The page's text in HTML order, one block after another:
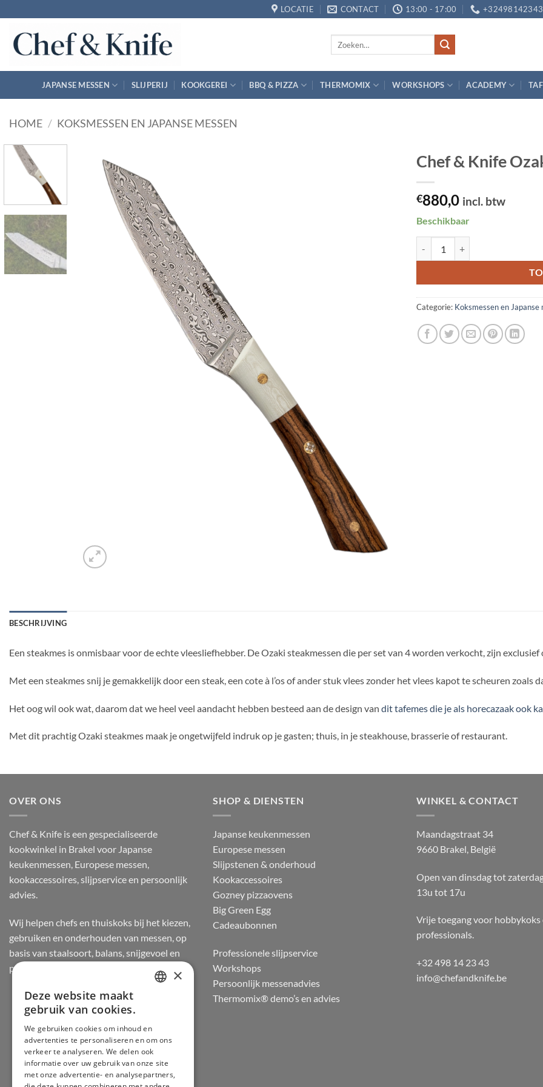
naar
inhoud
LOCATIE CONTACT 13:00 - 17:00 +32498142343
JAPANSE MESSEN SLIJPERIJ KOOKGEREI BBQ & PIZZA THERMOMIX WORKSHOPS ACADEMY
HOME / KOKSMESSEN EN JAPANSE MESSEN
Chef & Knife
€880,0 incl. btw
Beschikbaar
Categorie: Koksmessen en Japanse
BESCHRIJVING
Een steakmes is onmisbaar voor de echte vleesliefhebber. De Ozaki steakmessen die per set van 4 worden verkocht, zijn
Met een steakmes snij je gemakkelijk door een steak, een cote à l’os of ander stuk vlees zonder het vlees kapot te scheuren zoals
Het oog wil ook wat, daarom dat we heel veel aandacht hebben besteed aan de design van dit tafemes die je als horecazaak ook
Met dit prachtig Ozaki steakmes maak je ongetwijfeld indruk op je gasten; thuis, in je steakhouse, brasserie of restaurant.
OVER ONS
Chef & Knife is een gespecialiseerde
kookwinkel in Brakel voor Japanse
keukenmessen, Europese messen,
kookaccessoires, slijpservice en persoonlijk
advies.
Wij helpen chefs en thuiskoks bij het kiezen,
gebruiken en onderhouden van messen, op
basis van staalsoort, balans, snijgevoel en
praktijkervaring.
SHOP & DIENSTEN
Japanse keukenmessen
Europese messen
Slijpstenen & onderhoud
Kookaccessoires
Gozney pizzaovens
Big Green Egg
Cadeaubonnen
Professionele slijpservice
Workshops
Persoonlijk messenadvies
Thermomix® demo’s en advies
WINKEL & CONTACT
Maandagstraat 34
9660 Brakel, België
Open van dinsdag tot
13u tot 17u
Vrije toegang voor hobbykoks
professionals.
+32 498 14 23 43
info@chefandknife.be
GERMAN
ENGLISH
×
Deze website maakt
gebruik van cookies.
We gebruiken cookies om inhoud en
advertenties te personaliseren en om ons
verkeer te analyseren. We delen ook
informatie over uw gebruik van onze site
met onze advertentie- en analysepartners,